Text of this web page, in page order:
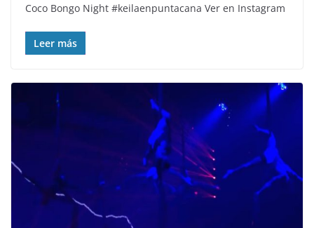
Coco Bongo Night #keilaenpuntacana Ver en Instagram
Leer más